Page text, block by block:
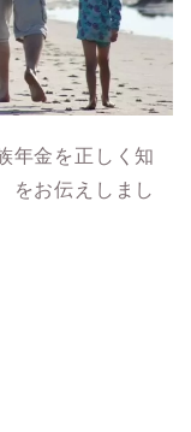
年金を正しく知
をお伝えしまし